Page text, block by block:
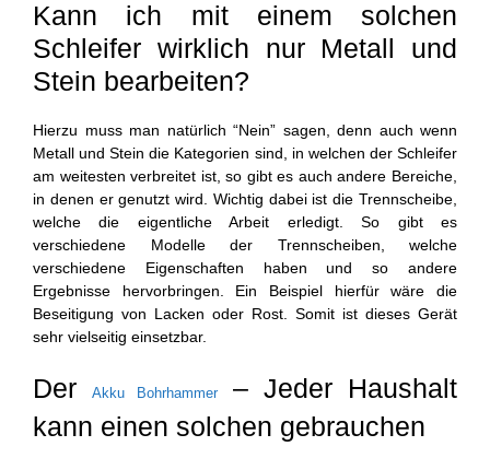
Kann ich mit einem solchen
Schleifer wirklich nur Metall und
Stein bearbeiten?
Hierzu muss man natürlich “Nein” sagen, denn auch wenn
Metall und Stein die Kategorien sind, in welchen der Schleifer
am weitesten verbreitet ist, so gibt es auch andere Bereiche,
in denen er genutzt wird. Wichtig dabei ist die Trennscheibe,
welche die eigentliche Arbeit erledigt. So gibt es
verschiedene Modelle der Trennscheiben, welche
verschiedene Eigenschaften haben und so andere
Ergebnisse hervorbringen. Ein Beispiel hierfür wäre die
Beseitigung von Lacken oder Rost. Somit ist dieses Gerät
sehr vielseitig einsetzbar.
Der Akku Bohrhammer
– Jeder Haushalt
kann einen solchen gebrauchen